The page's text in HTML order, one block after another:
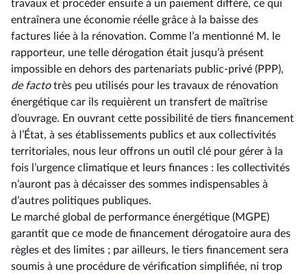
travaux et procéder ensuite à un paiement différé, ce qui
entraînera une économie réelle grâce à la baisse des
factures liée à la rénovation. Comme l’a mentionné M. le
rapporteur, une telle dérogation était jusqu’à présent
impossible en dehors des partenariats public-privé (PPP),
de factotrès peu utilisés pour les travaux de rénovation
énergétique car ils requièrent un transfert de maîtrise
d’ouvrage. En ouvrant cette possibilité de tiers financement
à l’État, à ses établissements publics et aux collectivités
territoriales, nous leur offrons un outil clé pour gérer à la
fois l’urgence climatique et leurs finances : les collectivités
n’auront pas à décaisser des sommes indispensables à
d’autres politiques publiques.
Le marché global de performance énergétique (MGPE)
garantit que ce mode de financement dérogatoire aura des
règles et des limites ; par ailleurs, le tiers financement sera
soumis à une procédure de vérification simplifiée, ni trop